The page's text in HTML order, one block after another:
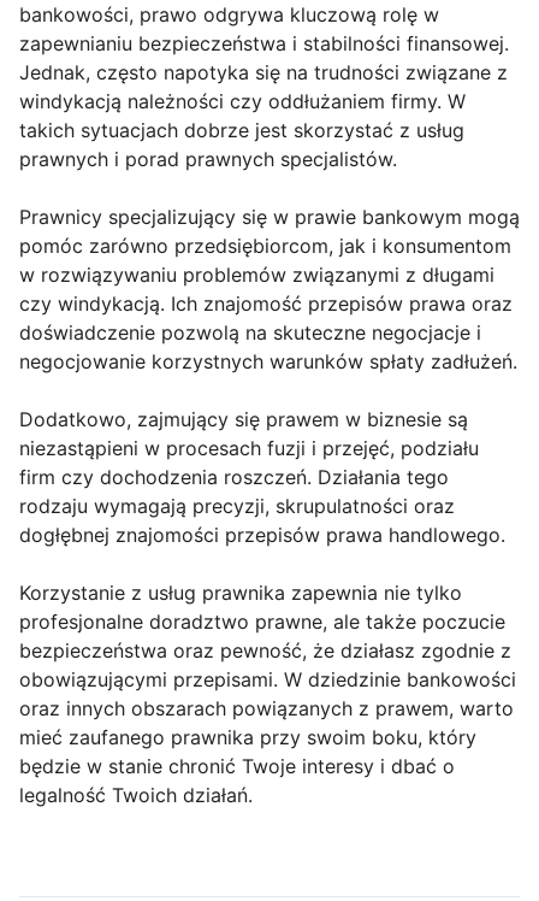
bankowości, prawo odgrywa kluczową rolę w
zapewnianiu bezpieczeństwa i stabilności finansowej.
Jednak, często napotyka się na trudności związane z
windykacją należności czy oddłużaniem firmy. W
takich sytuacjach dobrze jest skorzystać z usług
prawnych i porad prawnych specjalistów.
Prawnicy specjalizujący się w prawie bankowym mogą
pomóc zarówno przedsiębiorcom, jak i konsumentom
w rozwiązywaniu problemów związanymi z długami
czy windykacją. Ich znajomość przepisów prawa oraz
doświadczenie pozwolą na skuteczne negocjacje i
negocjowanie korzystnych warunków spłaty zadłużeń.
Dodatkowo, zajmujący się prawem w biznesie są
niezastąpieni w procesach fuzji i przejęć, podziału
firm czy dochodzenia roszczeń. Działania tego
rodzaju wymagają precyzji, skrupulatności oraz
dogłębnej znajomości przepisów prawa handlowego.
Korzystanie z usług prawnika zapewnia nie tylko
profesjonalne doradztwo prawne, ale także poczucie
bezpieczeństwa oraz pewność, że działasz zgodnie z
obowiązującymi przepisami. W dziedzinie bankowości
oraz innych obszarach powiązanych z prawem, warto
mieć zaufanego prawnika przy swoim boku, który
będzie w stanie chronić Twoje interesy i dbać o
legalność Twoich działań.